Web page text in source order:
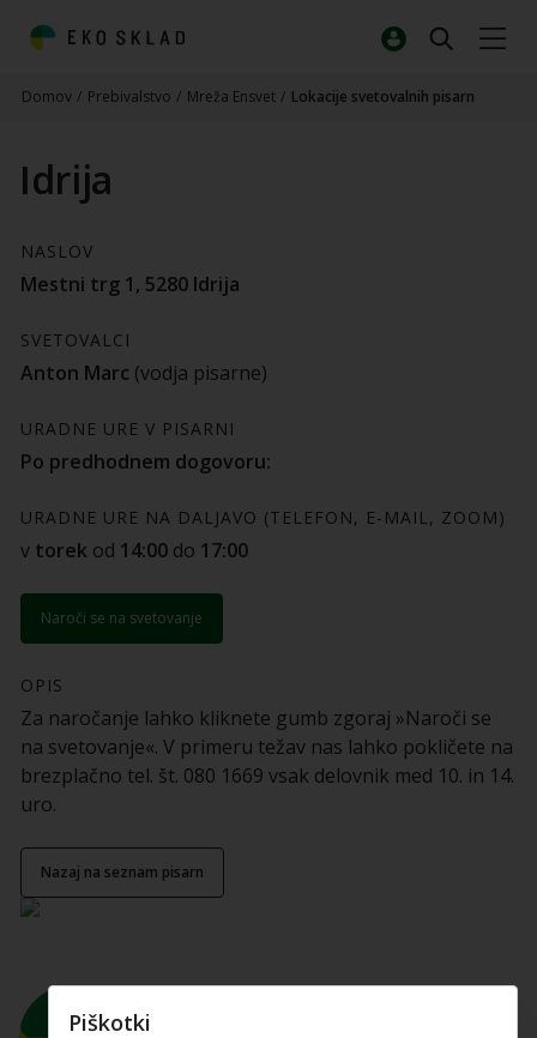
Domov / Prebivalstvo / Mreža Ensvet / Lokacije svetovalnih pisarn
Idrija
NASLOV
Mestni trg 1, 5280 Idrija
SVETOVALCI
Anton Marc (vodja pisarne)
URADNE URE V PISARNI
Po predhodnem dogovoru:
URADNE URE NA DALJAVO (TELEFON, E-MAIL, ZOOM)
v torek od 14:00 do 17:00
Naroči se na svetovanje
OPIS
Za naročanje lahko kliknete gumb zgoraj »Naroči se
na svetovanje«. V primeru težav nas lahko pokličete na
brezplačno tel. št. 080 1669 vsak delovnik med 10. in 14.
uro.
nazaj na seznam pisarn
Piškotki